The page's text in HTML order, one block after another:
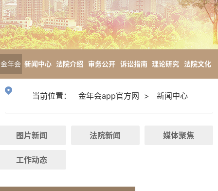
金年会 新闻中心 法院介绍 审务公开 诉讼指南 理论研究 法院文化
当前位置： 金年会app官方网 > 新闻中心
图片新闻 法院新闻 媒体聚焦
工作动态